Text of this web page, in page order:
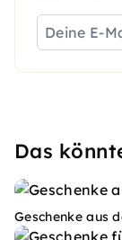
Das
Geschenke aus